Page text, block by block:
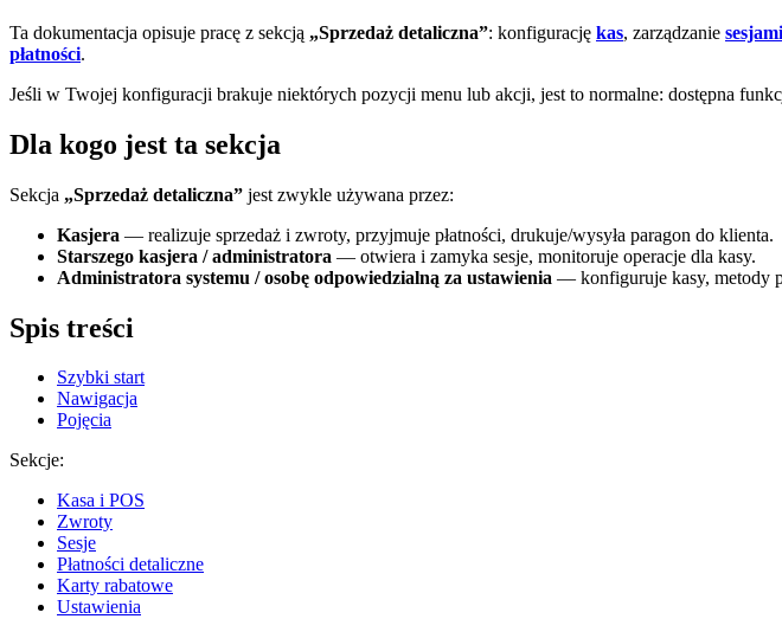
Ta dokumentacja opisuje pracę z sekcją „Sprzedaż detaliczna”: konfigurację kas, zarządzanie sesjami
płatności.
Jeśli w Twojej konfiguracji brakuje niektórych pozycji menu lub akcji, jest to normalne: dostępna
Dla kogo jest ta sekcja
Sekcja „Sprzedaż detaliczna” jest zwykle używana przez:
Kasjera — realizuje sprzedaż i zwroty, przyjmuje płatności, drukuje/wysyła paragon do klienta.
Starszego kasjera / administratora — otwiera i zamyka sesje, monitoruje operacje dla kasy.
Administratora systemu / osobę odpowiedzialną za ustawienia — konfiguruje kasy, metody
Spis treści
Szybki start
Nawigacja
Pojęcia
Sekcje:
Kasa i POS
Zwroty
Sesje
Płatności detaliczne
Karty rabatowe
Ustawienia